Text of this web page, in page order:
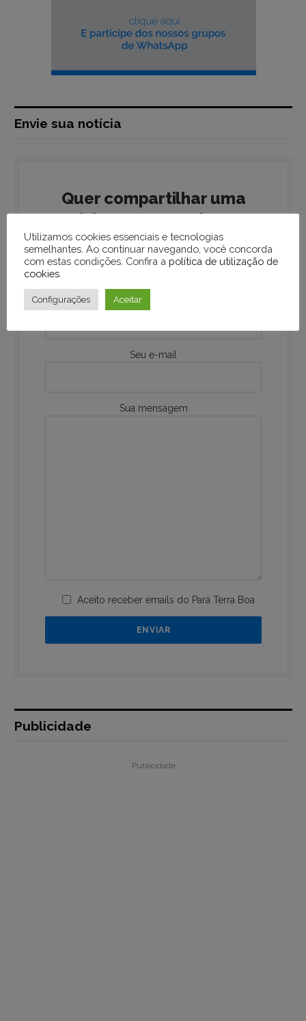
Envie sua notícia
Quer compartilhar uma
notícia ou acontecimento
da sua região?
Seu nome
Seu e-mail
Sua mensagem
Aceito receber emails do Pará Terra Boa
Publicidade
Publicidade
Utilizamos cookies essenciais e tecnologias
semelhantes. Ao continuar navegando, você concorda
com estas condições. Confira a política de utilização de
cookies
Configurações Aceitar